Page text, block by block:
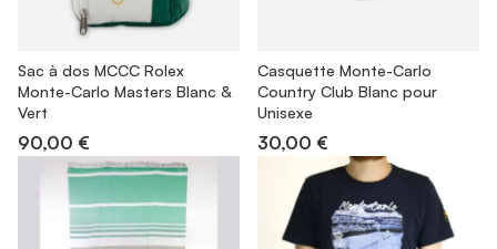
Sac à dos MCCC Rolex
Monte-Carlo Masters Blanc &
Vert
90,00 €
Casquette Monte-Carlo
Country Club Blanc pour
Unisexe
30,00 €